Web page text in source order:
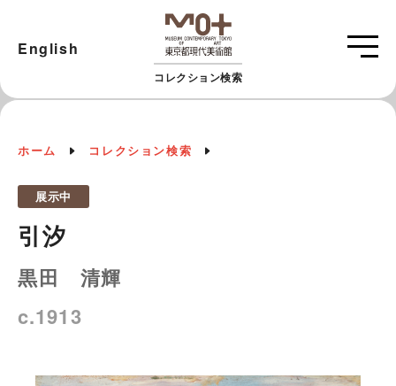
コレクション検索
English
ホーム コレクション検索
展示中
引汐
黒田 清輝
c.1913